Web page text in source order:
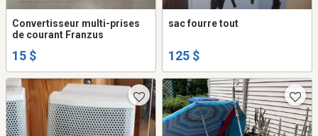
Convertisseur multi-prises
de courant Franzus
15 $
sac fourre tout
125 $